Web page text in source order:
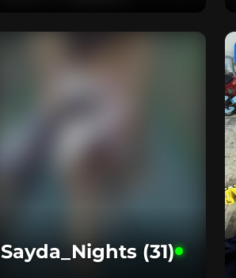
Sayda_Nights (31)